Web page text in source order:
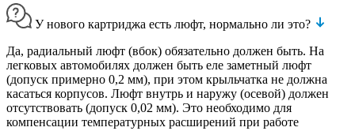
У нового картриджа есть люфт, нормально ли это?
Да, радиальный люфт (вбок) обязательно должен быть. На
легковых автомобилях должен быть еле заметный люфт
(допуск примерно 0,2 мм), при этом крыльчатка не должна
касаться корпусов. Люфт внутрь и наружу (осевой) должен
отсутствовать (допуск 0,02 мм). Это необходимо для
компенсации температурных расширений при работе